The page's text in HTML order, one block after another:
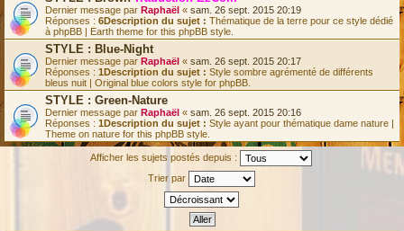
Dernier message par Raphaël « sam. 26 sept. 2015 20:19
Réponses : 6Description du sujet : Thématique de la terre pour ce style dédié
à phpBB | Earth theme for this phpBB style.
STYLE : Blue-Night
Dernier message par Raphaël « sam. 26 sept. 2015 20:17
Réponses : 1Description du sujet : Style sombre agrémenté de différents
bleus nuit | Original blue colors style for phpBB.
STYLE : Green-Nature
Dernier message par Raphaël « sam. 26 sept. 2015 20:16
Réponses : 1Description du sujet : Style ayant pour thématique dame nature |
Theme on nature for this phpBB style.
Afficher les sujets postés depuis :
Trier par